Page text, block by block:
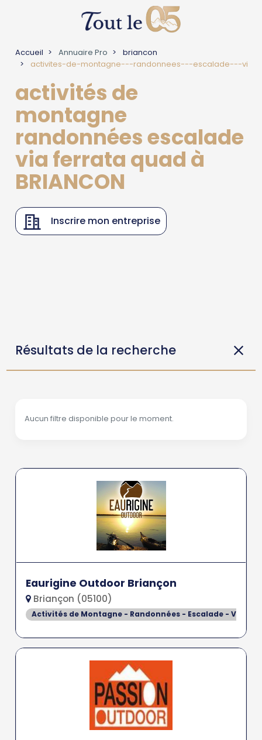
Accueil Annuaire Pro
briancon
activites-de-montagne---randonnees---escalade---vi
activités de
montagne
randonnées escalade
via ferrata quad à
BRIANCON
Inscrire mon entreprise
Résultats de la recherche
Aucun filtre disponible pour le moment.
Eaurigine Outdoor Briançon
Briançon (05100)
Activités de Montagne - Randonnées - Escalade - Via